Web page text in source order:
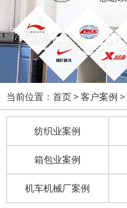
当前位置： 首页> 客户案例 >
纺织业案例
箱包业案例
机车机械厂案例